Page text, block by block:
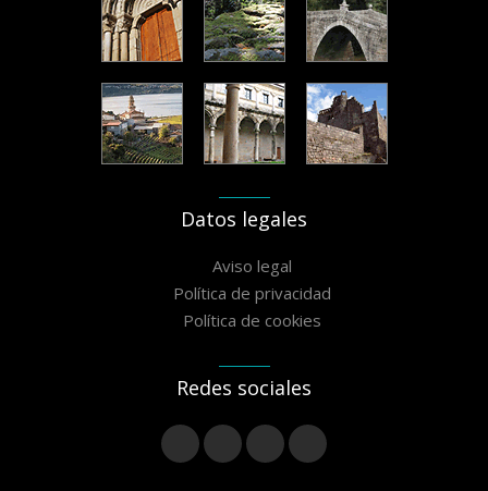
Datos legales
Aviso legal
Política de privacidad
Política de cookies
Redes sociales